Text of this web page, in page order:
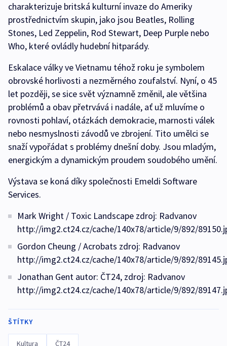
charakterizuje britská kulturní invaze do Ameriky
prostřednictvím skupin, jako jsou Beatles, Rolling
Stones, Led Zeppelin, Rod Stewart, Deep Purple nebo
Who, které ovládly hudební hitparády.
Eskalace války ve Vietnamu téhož roku je symbolem
obrovské horlivosti a nezměrného zoufalství. Nyní, o 45
let později, se sice svět významně změnil, ale většina
problémů a obav přetrvává i nadále, ať už mluvíme o
rovnosti pohlaví, otázkách demokracie, marnosti válek
nebo nesmyslnosti závodů ve zbrojení. Tito umělci se
snaží vypořádat s problémy dnešní doby. Jsou mladým,
energickým a dynamickým proudem soudobého umění.
Výstava se koná díky společnosti Emeldi Software
Services.
Mark Wright / Toxic Landscape zdroj: Radvanov
http://img2.ct24.cz/cache/140x78/article/9/892/
Gordon Cheung / Acrobats zdroj: Radvanov
http://img2.ct24.cz/cache/140x78/article/9/892/
Jonathan Gent autor: ČT24, zdroj: Radvanov
http://img2.ct24.cz/cache/140x78/article/9/892/
ŠTÍTKY
Kultura ČT24